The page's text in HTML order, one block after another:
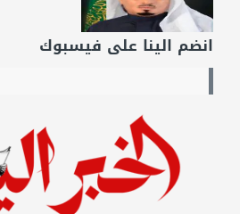
انضم الينا على فيسبوك